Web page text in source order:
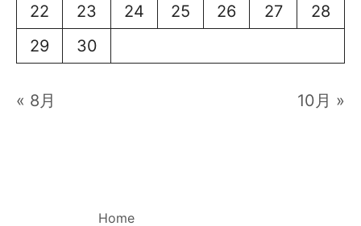
22
23 24 25 26 27
28
29
30
« 8月 10月 »
Home